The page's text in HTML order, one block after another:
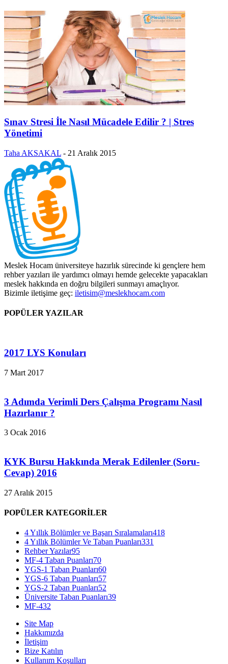
Sınav Stresi İle Nasıl Mücadele Edilir ? | Stres
Yönetimi
Taha AKSAKAL - 21 Aralık 2015
Meslek Hocam üniversiteye hazırlık sürecinde ki gençlere hem
rehber yazıları ile yardımcı olmayı hemde gelecekte yapacakları
meslek hakkında en doğru bilgileri sunmayı amaçlıyor.
Bizimle iletişime geç: iletisim@meslekhocam.com
POPÜLER YAZILAR
2017 LYS Konuları
7 Mart 2017
3 Adımda Verimli Ders Çalışma Programı Nasıl
Hazırlanır ?
3 Ocak 2016
KYK Bursu Hakkında Merak Edilenler (Soru-
Cevap) 2016
27 Aralık 2015
POPÜLER KATEGORİLER
4 Yıllık Bölümler ve Başarı Sıralamaları418
4 Yıllık Bölümler Ve Taban Puanları331
Rehber Yazılar95
MF-4 Taban Puanları70
YGS-1 Taban Puanları60
YGS-6 Taban Puanları57
YGS-2 Taban Puanları52
Üniversite Taban Puanları39
MF-432
Site Map
Hakkımızda
İletişim
Bize Katılın
Kullanım Koşulları